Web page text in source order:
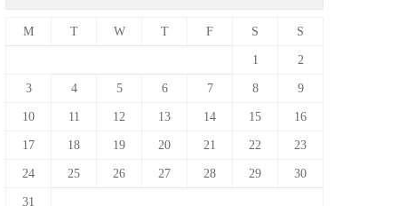
M T W T F S S
1 2
3 4 5 6 7 8 9
10 11 12 13 14 15 16
17 18 19 20 21 22 23
24 25 26 27 28 29 30
31